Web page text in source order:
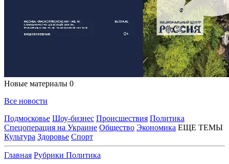
Новые материалы 0
Все новости
Подмосковье Шоу-бизнес Происшествия Политика
Спецоперация на Украине Общество Экономика ЕЩЕ ТЕМЫ
Культура Здоровье Спорт
Главная Рубрики Политика